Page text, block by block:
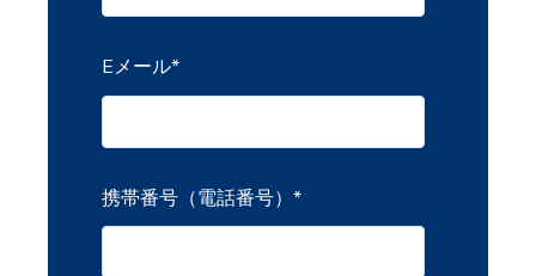
Eメール*
携帯番号（電話番号） *